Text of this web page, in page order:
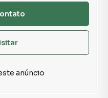
anúncio